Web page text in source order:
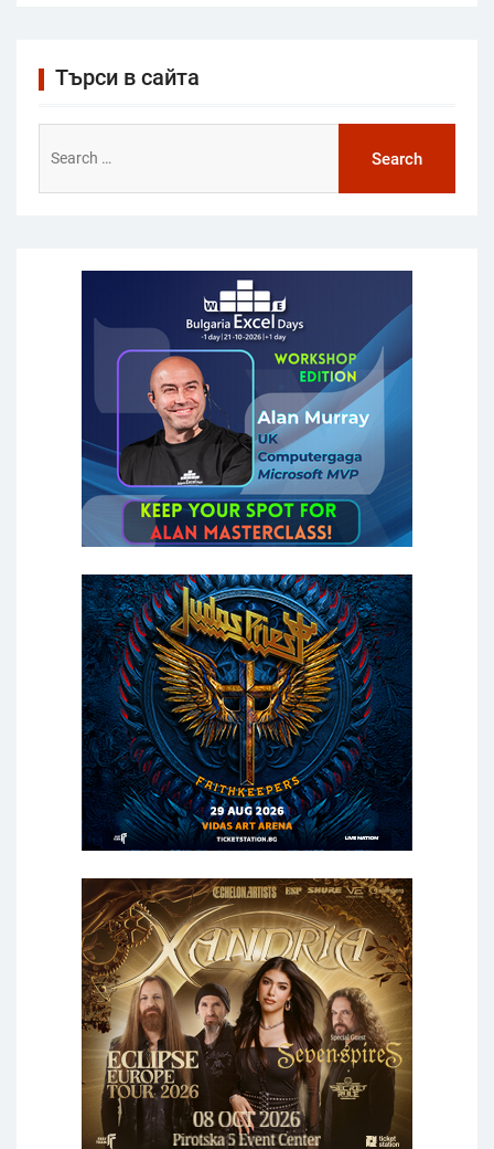
Търси в сайта
for: